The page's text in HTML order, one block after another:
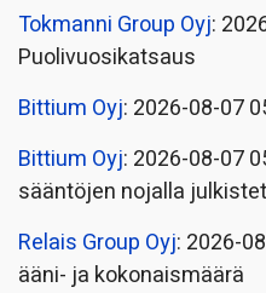
Tokmanni Group Oyj:
Puolivuosikatsaus
Bittium Oyj: 2026-08-07
Bittium Oyj: 2026-08-07
sääntöjen nojalla
Relais Group Oyj: 2026-
ääni- ja kokonaismäärä